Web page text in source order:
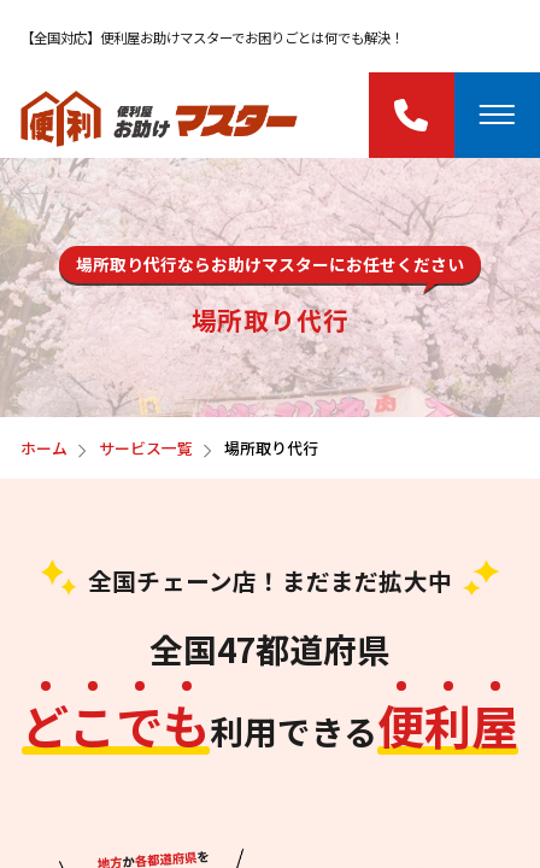
【全国対応】便利屋お助けマスターでお困りごとは何でも解決！
場所取り代行ならお助けマスターにお任せください
場所取り代行
ホーム サービス一覧 場所取り代行
全国チェーン店！まだまだ拡大中
全国47都道府県
どこでも利用できる便利屋